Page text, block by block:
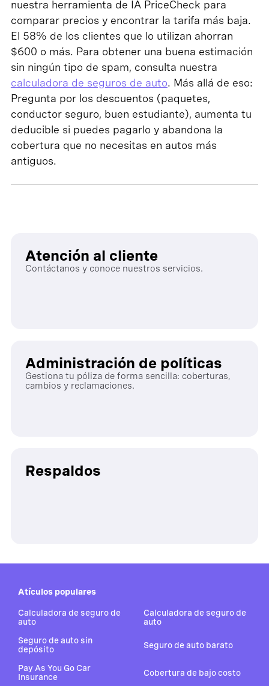
nuestra herramienta de IA PriceCheck para
comparar precios y encontrar la tarifa más baja.
El 58% de los clientes que lo utilizan ahorran
$600 o más. Para obtener una buena estimación
sin ningún tipo de spam, consulta nuestra
calculadora de seguros de auto. Más allá de eso:
Pregunta por los descuentos (paquetes,
conductor seguro, buen estudiante), aumenta tu
deducible si puedes pagarlo y abandona la
cobertura que no necesitas en autos más
antiguos.
Atención al cliente
Contáctanos y conoce nuestros servicios.
Administración de políticas
Gestiona tu póliza de forma sencilla: coberturas,
cambios y reclamaciones.
Respaldos
Atículos populares
Calculadora de seguro de
auto
Calculadora de seguro de
auto
Seguro de auto sin
depósito
Seguro de auto barato
Pay As You Go Car
Insurance
Cobertura de bajo costo